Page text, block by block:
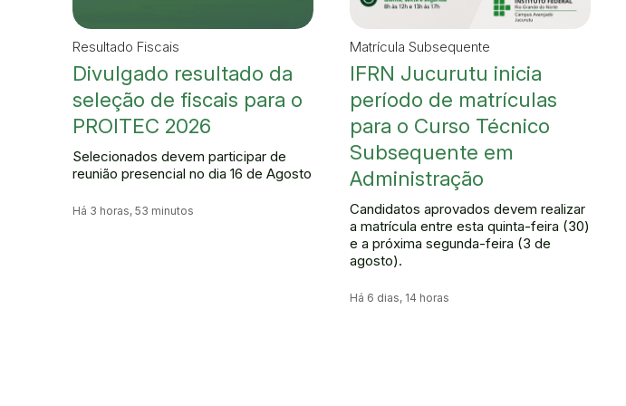
Resultado Fiscais
Divulgado resultado da
seleção de fiscais para o
PROITEC 2026
Selecionados devem participar de
reunião presencial no dia 16 de Agosto
Há 3 horas, 53 minutos
Matrícula Subsequente
IFRN Jucurutu inicia
período de matrículas
para o Curso Técnico
Subsequente em
Administração
Candidatos aprovados devem realizar
a matrícula entre esta quinta-feira (30)
e a próxima segunda-feira (3 de
agosto).
Há 6 dias, 14 horas